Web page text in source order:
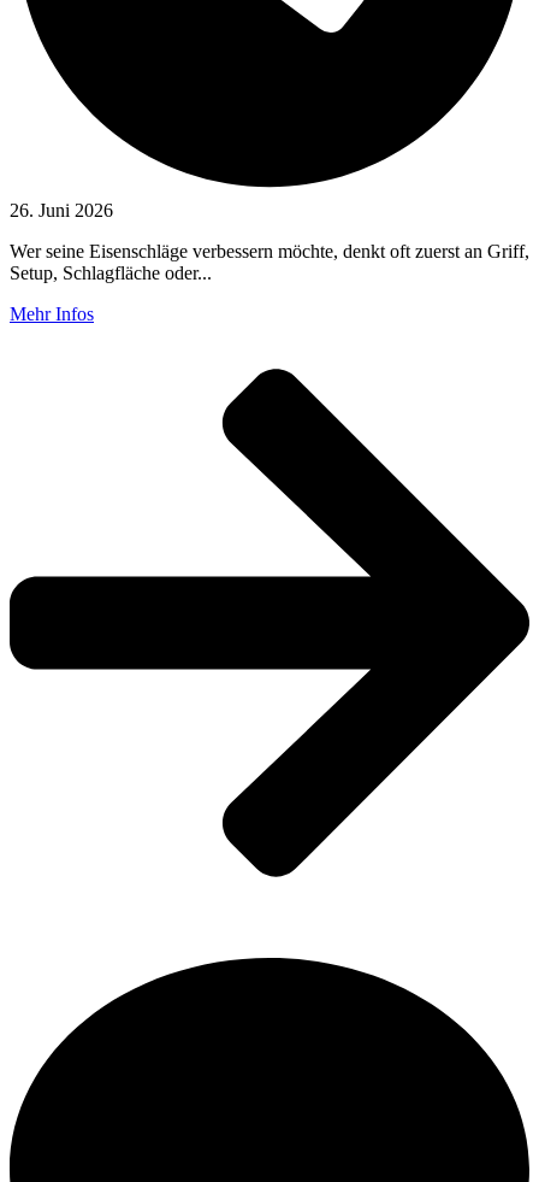
26. Juni 2026
Wer seine Eisenschläge verbessern möchte, denkt oft zuerst an Griff,
Setup, Schlagfläche oder...
Mehr Infos